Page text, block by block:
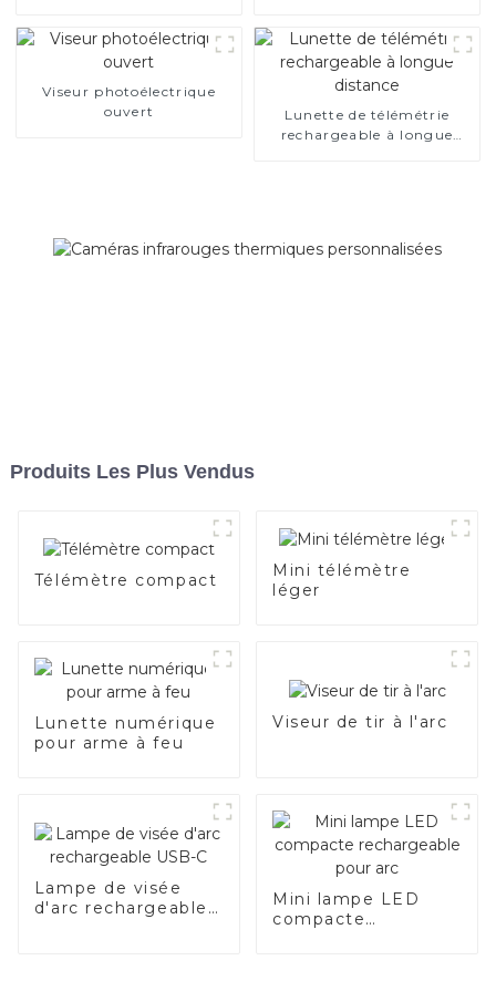
Viseur photoélectrique
ouvert
Lunette de télémétrie
rechargeable à longue
Produits Les Plus Vendus
Télémètre compact
Mini télémètre
léger
Lunette numérique
pour arme à feu
Viseur de tir à l'arc
Lampe de visée
d'arc rechargeable
Mini lampe LED
compacte